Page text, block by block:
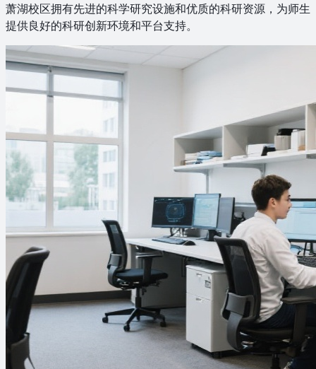
萧湖校区拥有先进的科学研究设施和优质的科研资源，为师生
提供良好的科研创新环境和平台支持。